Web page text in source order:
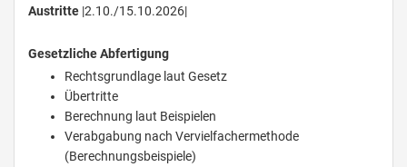
Austritte |2.10./15.10.2026|
Gesetzliche Abfertigung
Rechtsgrundlage laut Gesetz
Übertritte
Berechnung laut Beispielen
Verabgabung nach Vervielfachermethode
(Berechnungsbeispiele)